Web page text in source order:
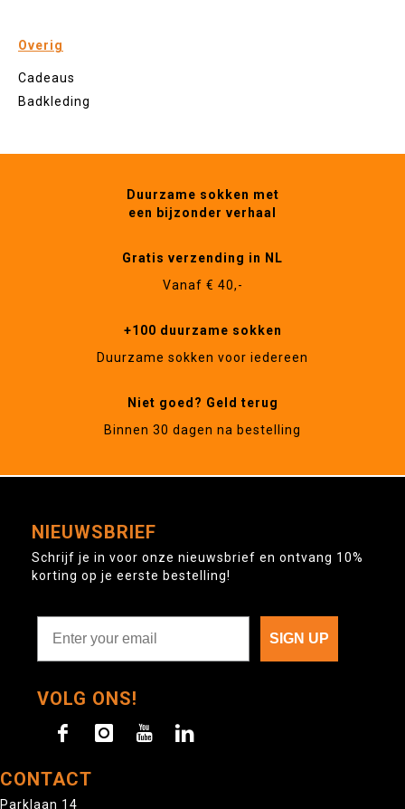
Overig
Cadeaus
Badkleding
Duurzame sokken met
een bijzonder verhaal
Gratis verzending in NL
Vanaf € 40,-
+100 duurzame sokken
Duurzame sokken voor iedereen
Niet goed? Geld terug
Binnen 30 dagen na bestelling
NIEUWSBRIEF
Schrijf je in voor onze nieuwsbrief en ontvang 10%
korting op je eerste bestelling!
SIGN UP
VOLG ONS!
CONTACT
Parklaan 14